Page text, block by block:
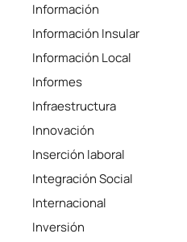
Información
Información Insular
Información Local
Informes
Infraestructura
Innovación
Inserción laboral
Integración Social
Internacional
Inversión